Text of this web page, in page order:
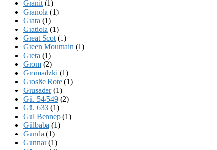
Granit (1)
Granola (1)
Grata (1)
Gratiola (1)
Great Scot (1)
Green Mountain (1)
Greta (1)
Grom (2)
Gromadzki (1)
Grosße Rote (1)
Grusader(1)
Gü. 54/549 (2)
Gü. 633 (1)
Gul Bennep (1)
Gülbaba (1)
Gunda (1)
Gunnar(1)